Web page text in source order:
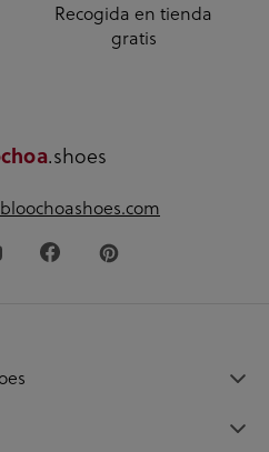
Recogida en tienda
gratis
.shoes